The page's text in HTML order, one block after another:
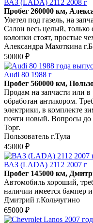
ВАЗ (LADA) 2112 2008 г
Пробег 260000 км,
Улетел под газель, на
Салон весь целый, только
колонки стоят, простые
Александра Махоткина
50000 ₽
Audi 80 1988 г
Пробег 560000 км,
Продам на запчасти или
обработан антикором.
электрики, в комплекте
почти новый. Вопросы до
Торг.
Пользователь г.Тула
45000 ₽
ВАЗ (LADA) 2112 2007 г
Пробег 145000 км,
Автомобиль хороший,
наличии имеется бампер
Дмитрий г.Кольчугино
65000 ₽